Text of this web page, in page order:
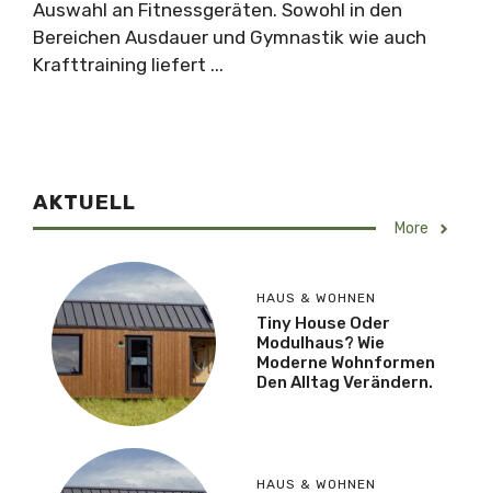
Auswahl an Fitnessgeräten. Sowohl in den
Bereichen Ausdauer und Gymnastik wie auch
Krafttraining liefert ...
AKTUELL
More
HAUS & WOHNEN
Tiny House Oder
Modulhaus? Wie
Moderne Wohnformen
Den Alltag Verändern.
HAUS & WOHNEN